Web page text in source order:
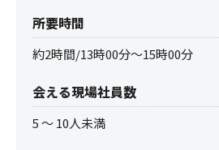
所要時間
約2時間/13時00分～15時00分
会える現場社員数
5 ～ 10人未満